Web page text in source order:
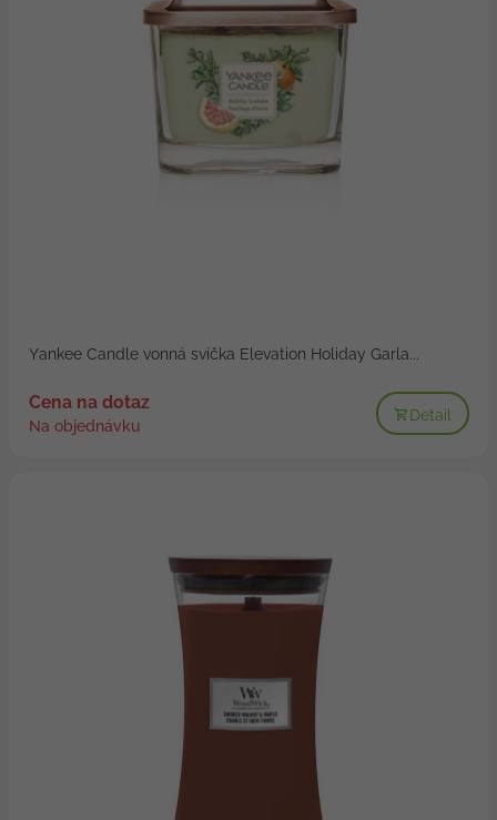
Yankee Candle vonná svíčka Elevation Holiday Garla...
Cena na dotaz
Na objednávku
Detail